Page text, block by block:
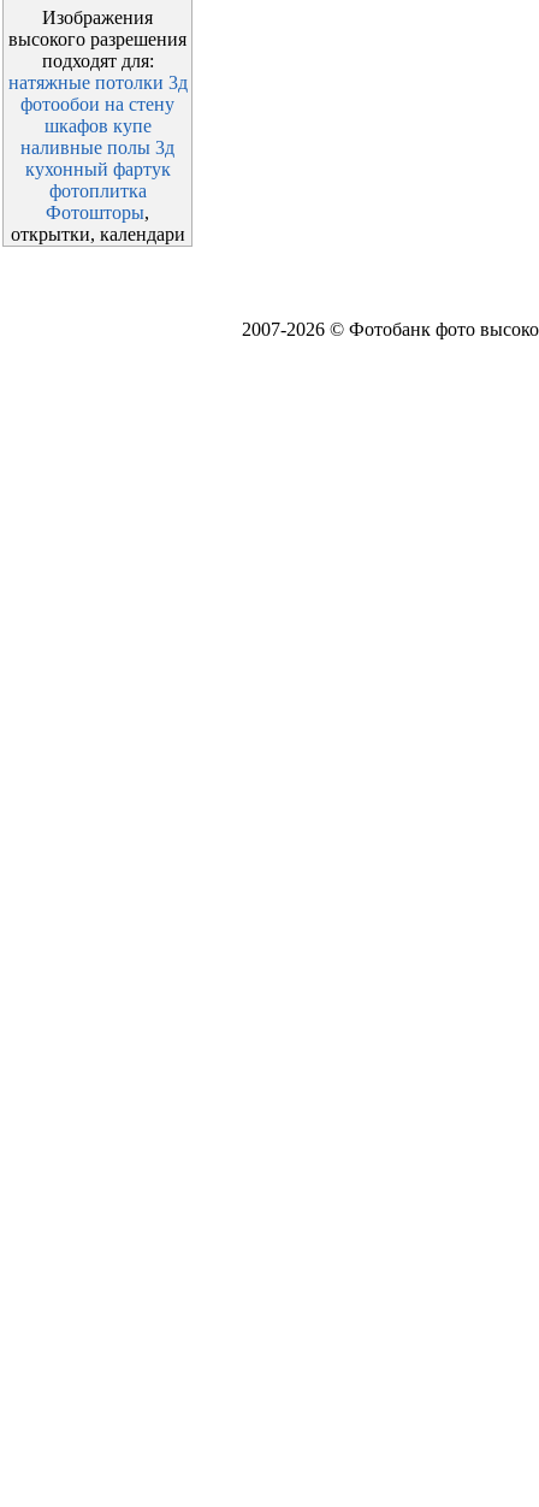
Изображения
высокого разрешения
подходят для:
натяжные потолки 3д
фотообои на стену
шкафов купе
наливные полы 3д
кухонный фартук
фотоплитка
Фотошторы,
открытки, календари
2007-2026 © Фотобанк фото